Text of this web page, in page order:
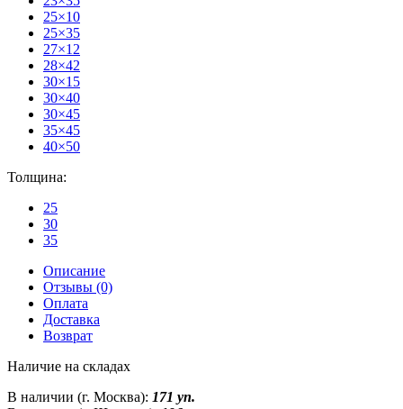
25×10
25×35
27×12
28×42
30×15
30×40
30×45
35×45
40×50
Толщина:
25
30
35
Описание
Отзывы (0)
Оплата
Доставка
Возврат
Наличие на складах
В наличии (г. Москва): 171 уп.